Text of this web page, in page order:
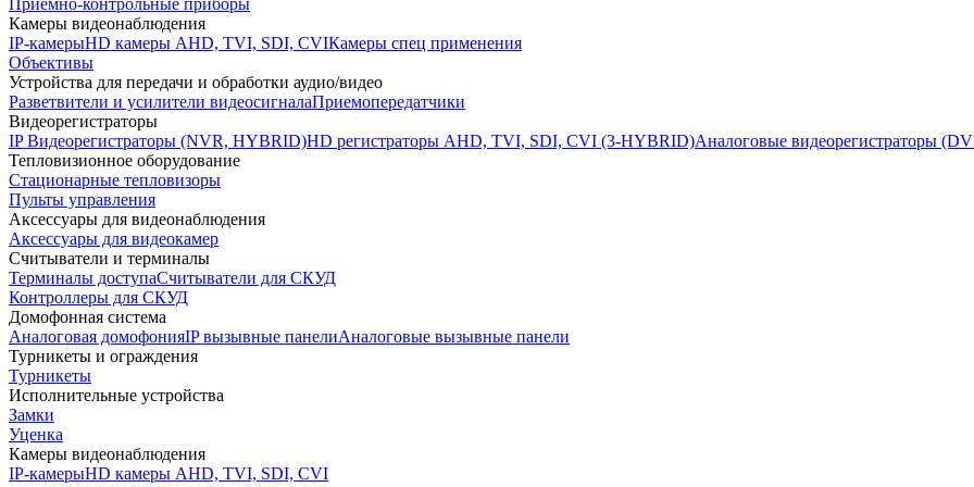
Приемно-контрольные приборы
Камеры видеонаблюдения
IP-камерыHD камеры AHD, TVI, SDI, CVIКамеры спец применения
Объективы
Устройства для передачи и обработки аудио/видео
Разветвители и усилители видеосигналаПриемопередатчики
Видеорегистраторы
IP Видеорегистраторы (NVR, HYBRID)HD регистраторы AHD, TVI, SDI, CVI (3-HYBRID)Аналоговые видеорегистраторы
Тепловизионное оборудование
Стационарные тепловизоры
Пульты управления
Аксессуары для видеонаблюдения
Аксессуары для видеокамер
Считыватели и терминалы
Терминалы доступаСчитыватели для СКУД
Контроллеры для СКУД
Домофонная система
Аналоговая домофонияIP вызывные панелиАналоговые вызывные панели
Турникеты и ограждения
Турникеты
Исполнительные устройства
Замки
Уценка
Камеры видеонаблюдения
IP-камерыHD камеры AHD, TVI, SDI, CVI